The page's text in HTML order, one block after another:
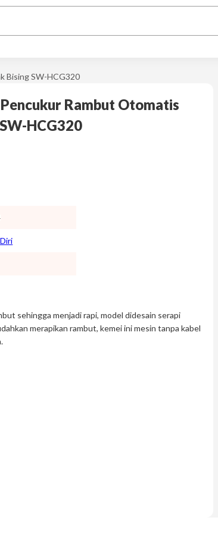
Bising SW-HCG320
Rambut Otomatis
HCG320
sehingga menjadi rapi, model didesain serapi
merapikan rambut, kemei ini mesin tanpa kabel